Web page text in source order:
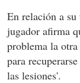
En relación a
jugador afirma
problema la
para
las lesiones'.